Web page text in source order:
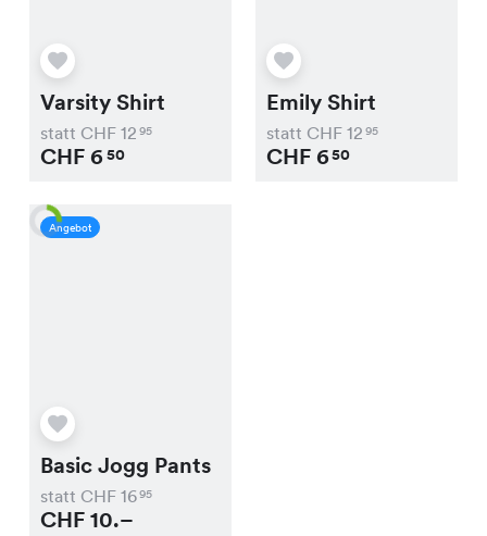
Varsity Shirt
statt CHF 12 95
CHF650
Emily Shirt
statt CHF 12 95
CHF650
Angebot
Basic Jogg Pants
statt CHF 1695
CHF10.–